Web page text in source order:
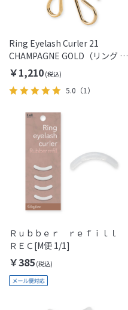
Ring Eyelash Curler 21
CHAMPAGNE GOLD（リング ア
イラッシュカーラー/シャンパン
ゴールド）
￥1,210
5.0 （1）
Ｒｕｂｂｅｒ ｒｅｆｉｌｌ
ＲＥＣ[M便 1/1]
￥385